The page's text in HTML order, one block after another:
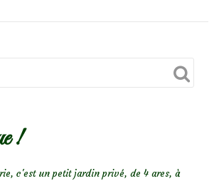
!
c'est un petit jardin privé, de 4 ares, à